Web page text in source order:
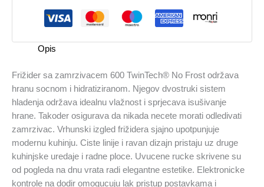
Opis
Frižider sa zamrzivacem 600 TwinTech® No Frost održava
hranu socnom i hidratiziranom. Njegov dvostruki sistem
hladenja održava idealnu vlažnost i sprjecava isušivanje
hrane. Takoder osigurava da nikada necete morati odledivati
zamrzivac. Vrhunski izgled frižidera sjajno upotpunjuje
modernu kuhinju. Ciste linije i ravan dizajn pristaju uz druge
kuhinjske uredaje i radne ploce. Uvucene rucke skrivene su
od pogleda na dnu vrata radi elegantne estetike. Elektronicke
kontrole na dodir omogucuju lak pristup postavkama i